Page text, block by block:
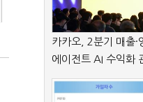
카카오, 2분기 매출
에이전트 AI 수익화